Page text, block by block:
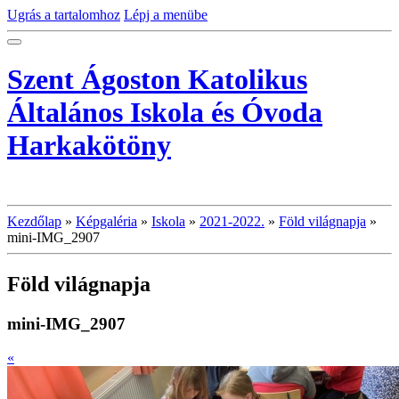
Ugrás a tartalomhoz Lépj a menübe
Szent Ágoston Katolikus
Általános Iskola és Óvoda
Harkakötöny
Kezdőlap » Képgaléria » Iskola » 2021-2022. » Föld világnapja »
mini-IMG_2907
Föld világnapja
mini-IMG_2907
«